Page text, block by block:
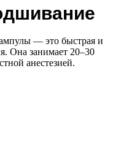
— это быстрая и
Она занимает 20–30
анестезией.